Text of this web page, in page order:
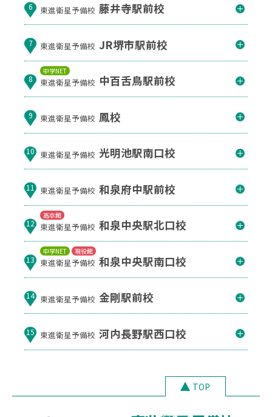
6 東進衛星予備校 藤井寺駅前校
7 東進衛星予備校 JR堺市駅前校
中学NET
8 東進衛星予備校 中百舌鳥駅前校
9 東進衛星予備校 鳳校
10 東進衛星予備校 光明池駅南口校
11 東進衛星予備校 和泉府中駅前校
高卒館
12 東進衛星予備校 和泉中央駅北口校
中学NET 現役館
13 東進衛星予備校 和泉中央駅南口校
14 東進衛星予備校 金剛駅前校
15 東進衛星予備校 河内長野駅西口校
TOP